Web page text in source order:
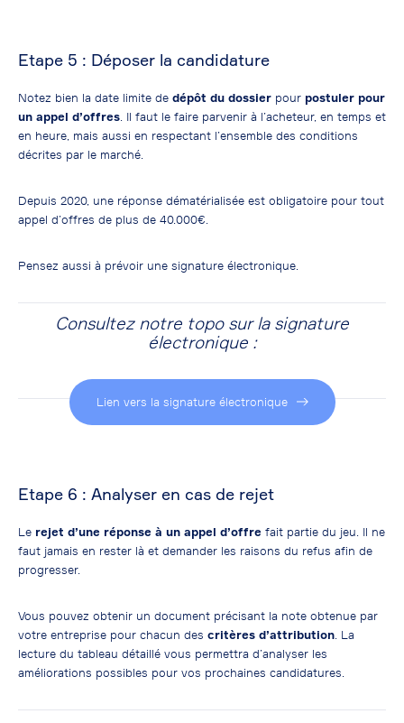
Etape 5 : Déposer la candidature
Notez bien la date limite de dépôt du dossier pour postuler pour
un appel d’offres . Il faut le faire parvenir à l’acheteur, en temps et
en heure, mais aussi en respectant l’ensemble des conditions
décrites par le marché.
Depuis 2020, une réponse dématérialisée est obligatoire pour tout
appel d’offres de plus de 40.000€.
Pensez aussi à prévoir une signature électronique.
Consultez notre topo sur la signature
électronique :
Lien vers la signature électronique
Etape 6 : Analyser en cas de rejet
Le rejet d’une réponse à un appel d’offre fait partie du jeu. Il ne
faut jamais en rester là et demander les raisons du refus afin de
progresser.
Vous pouvez obtenir un document précisant la note obtenue par
votre entreprise pour chacun des critères d’attribution . La
lecture du tableau détaillé vous permettra d’analyser les
améliorations possibles pour vos prochaines candidatures.